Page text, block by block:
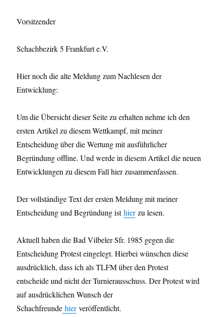
Vorsitzender
Schachbezirk 5 Frankfurt e.V.
Hier noch die alte Meldung zum Nachlesen der
Entwicklung:
Um die Übersicht dieser Seite zu erhalten nehme ich den
ersten Artikel zu diesem Wettkampf, mit meiner
Entscheidung über die Wertung mit ausführlicher
Begründung offline. Und werde in diesem Artikel die neuen
Entwicklungen zu diesem Fall hier zusammenfassen.
Der vollständige Text der ersten Meldung mit meiner
Entscheidung und Begründung isthierzu lesen.
Aktuell haben die Bad Vilbeler Sfr. 1985 gegen die
Entscheidung Protest eingelegt. Hierbei wünschen diese
ausdrücklich, dass ich als TLFM über den Protest
entscheide und nicht der Turnierausschuss. Der Protest wird
auf ausdrücklichen Wunsch der
Schachfreunde hierveröffentlicht.